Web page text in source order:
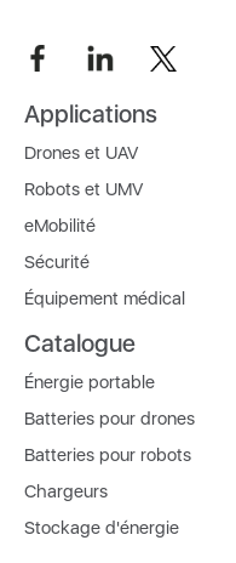
Applications
Drones et UAV
Robots et UMV
eMobilité
Sécurité
Équipement médical
Catalogue
Énergie portable
Batteries pour drones
Batteries pour robots
Chargeurs
Stockage d'énergie